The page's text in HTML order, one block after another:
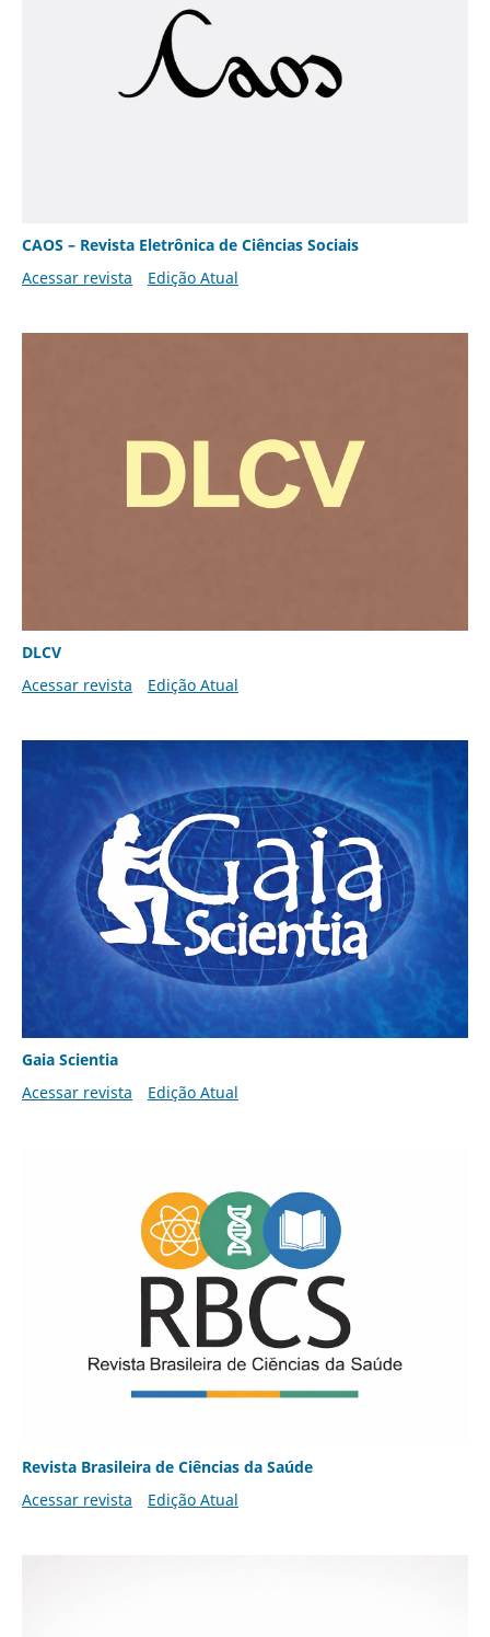
CAOS – Revista Eletrônica de Ciências Sociais
Acessar revista
Edição Atual
DLCV
Acessar revista
Edição Atual
Gaia Scientia
Acessar revista
Edição Atual
Revista Brasileira de Ciências da Saúde
Acessar revista
Edição Atual